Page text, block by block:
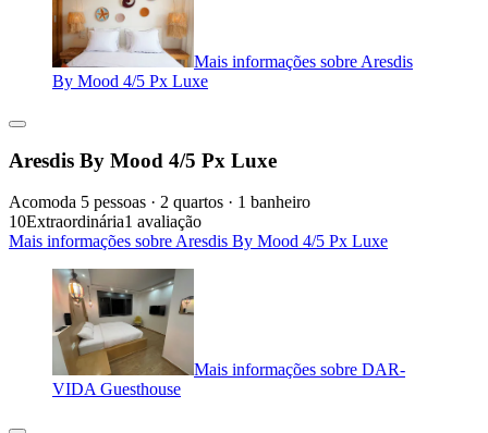
Mais informações sobre Aresdis
By Mood 4/5 Px Luxe
Aresdis By Mood 4/5 Px Luxe
Acomoda 5 pessoas · 2 quartos · 1 banheiro
10Extraordinária1 avaliação
Mais informações sobre Aresdis By Mood 4/5 Px Luxe
Mais informações sobre DAR-
VIDA Guesthouse